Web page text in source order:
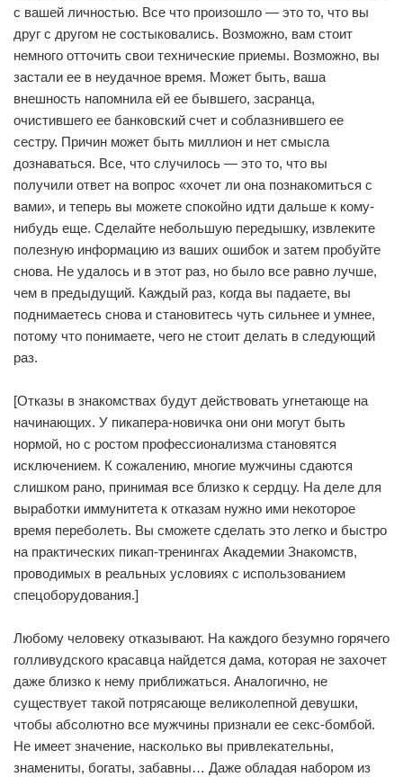
с вашей личностью. Все что произошло — это то, что вы
друг с другом не состыковались. Возможно, вам стоит
немного отточить свои технические приемы. Возможно, вы
застали ее в неудачное время. Может быть, ваша
внешность напомнила ей ее бывшего, засранца,
очистившего ее банковский счет и соблазнившего ее
сестру. Причин может быть миллион и нет смысла
дознаваться. Все, что случилось — это то, что вы
получили ответ на вопрос «хочет ли она познакомиться с
вами», и теперь вы можете спокойно идти дальше к кому-
нибудь еще. Сделайте небольшую передышку, извлеките
полезную информацию из ваших ошибок и затем пробуйте
снова. Не удалось и в этот раз, но было все равно лучше,
чем в предыдущий. Каждый раз, когда вы падаете, вы
поднимаетесь снова и становитесь чуть сильнее и умнее,
потому что понимаете, чего не стоит делать в следующий
раз.
[Отказы в знакомствах будут действовать угнетающе на
начинающих. У пикапера-новичка они они могут быть
нормой, но с ростом профессионализма становятся
исключением. К сожалению, многие мужчины сдаются
слишком рано, принимая все близко к сердцу. На деле для
выработки иммунитета к отказам нужно ими некоторое
время переболеть. Вы сможете сделать это легко и быстро
на практических пикап-тренингах Академии Знакомств,
проводимых в реальных условиях с использованием
спецоборудования.]
Любому человеку отказывают. На каждого безумно горячего
голливудского красавца найдется дама, которая не захочет
даже близко к нему приближаться. Аналогично, не
существует такой потрясающе великолепной девушки,
чтобы абсолютно все мужчины признали ее секс-бомбой.
Не имеет значение, насколько вы привлекательны,
знамениты, богаты, забавны… Даже обладая набором из